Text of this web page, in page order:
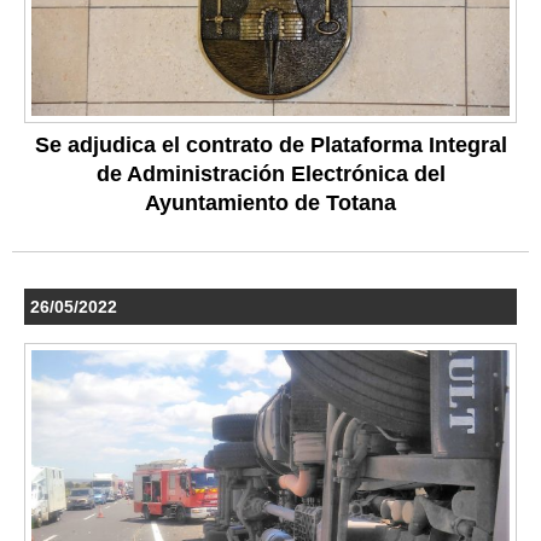
Se adjudica el contrato de Plataforma Integral
de Administración Electrónica del
Ayuntamiento de Totana
26/05/2022